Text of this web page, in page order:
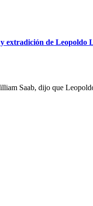
extradición de
Saab, dijo que